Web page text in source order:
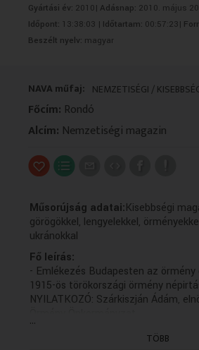
Gyártási év: 2010| Adásnap: 2010. május
Időpont: 13:38:03 | Időtartam: 00:57:23|
Beszélt nyelv: magyar
NAVA műfaj: NEMZETISÉGI /
Főcím: Rondó
Alcím: Nemzetiségi magazin
Műsorújság adatai:Kisebbségi
görögökkel, lengyelekkel,
ukránokkal
Fő leírás:
- Emlékezés Budapesten az
1915-ös törökországi örmény
NYILATKOZÓ: Szárkiszján Ádám,
MEGSZÓLALÓ: Göcseján Antalné,
...
TÖBB